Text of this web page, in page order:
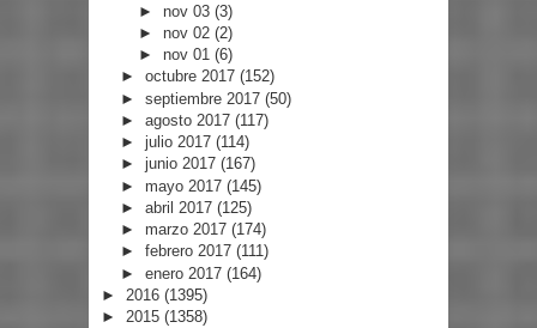
► nov 03(3)
► nov 02(2)
► nov 01(6)
► octubre 2017 (152)
► septiembre 2017 (50)
► agosto 2017 (117)
► julio 2017 (114)
► junio 2017 (167)
► mayo 2017 (145)
► abril 2017 (125)
► marzo 2017 (174)
► febrero 2017 (111)
► enero 2017 (164)
► 2016 (1395)
► 2015 (1358)